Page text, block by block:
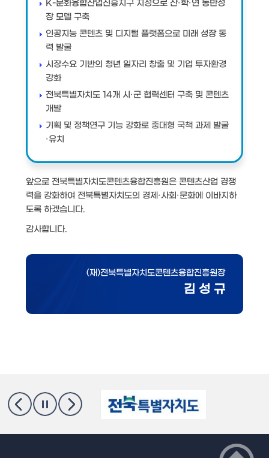
K-문화융합산업진흥지구 지정으로 산·학·연 동반성
장 모델 구축
인공지능 콘텐츠 및 디지털 플랫폼으로 미래 성장 동
력 발굴
시장수요 기반의 청년 일자리 창출 및 기업 투자환경
강화
전북특별자치도 14개 시·군 협력센터 구축 및 콘텐츠
개발
기획 및 정책연구 기능 강화로 중대형 국책 과제 발굴
·유치
앞으로 전북특별자치도콘텐츠융합진흥원은 콘텐츠산업 경쟁
력을 강화하여 전북특별자치도의 경제·사회·문화에 이바지하
도록 하겠습니다.
감사합니다.
(재)전북특별자치도콘텐츠융합진흥원장
김 성 규